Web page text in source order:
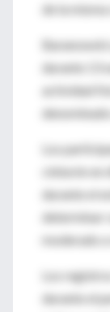
de la
durante 13
actividad
Los
cinturón
durante el
determinar
moderado
Los
durante el